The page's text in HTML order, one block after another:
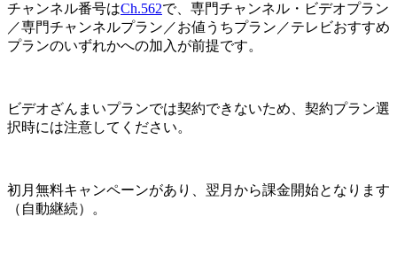
チャンネル番号はCh.562で、専門チャンネル・ビデオプラン
／専門チャンネルプラン／お値うちプラン／テレビおすすめ
プランのいずれかへの加入が前提です。
ビデオざんまいプランでは契約できないため、契約プラン選
択時には注意してください。
初月無料キャンペーンがあり、翌月から課金開始となります
（自動継続）。